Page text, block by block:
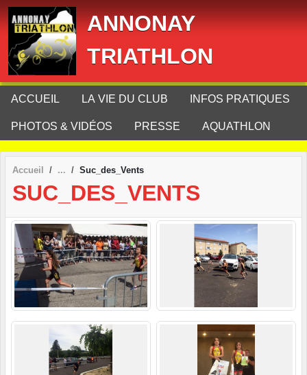
ANNONAY
TRIATHLON
ACCUEIL LA VIE DU CLUB INFOS PRATIQUES
PHOTOS & VIDÉOS PRESSE AQUATHLON
Accueil Suc_des_Vents
SUC_DES_VENTS
Panneau de gestion des cookies